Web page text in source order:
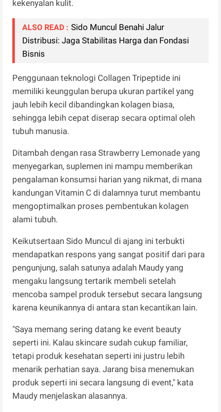
kekenyalan kulit.
ALSO READ : Sido Muncul Benahi Jalur
Distribusi: Jaga Stabilitas Harga dan Fondasi
Bisnis
Penggunaan teknologi Collagen Tripeptide ini
memiliki keunggulan berupa ukuran partikel yang
jauh lebih kecil dibandingkan kolagen biasa,
sehingga lebih cepat diserap secara optimal oleh
tubuh manusia.
Ditambah dengan rasa Strawberry Lemonade yang
menyegarkan, suplemen ini mampu memberikan
pengalaman konsumsi harian yang nikmat, di mana
kandungan Vitamin C di dalamnya turut membantu
mengoptimalkan proses pembentukan kolagen
alami tubuh.
​Keikutsertaan Sido Muncul di ajang ini terbukti
mendapatkan respons yang sangat positif dari para
pengunjung, salah satunya adalah Maudy yang
mengaku langsung tertarik membeli setelah
mencoba sampel produk tersebut secara langsung
karena keunikannya di antara stan kecantikan lain.
"Saya memang sering datang ke event beauty
seperti ini. Kalau skincare sudah cukup familiar,
tetapi produk kesehatan seperti ini justru lebih
menarik perhatian saya. Jarang bisa menemukan
produk seperti ini secara langsung di event," kata
Maudy menjelaskan alasannya.